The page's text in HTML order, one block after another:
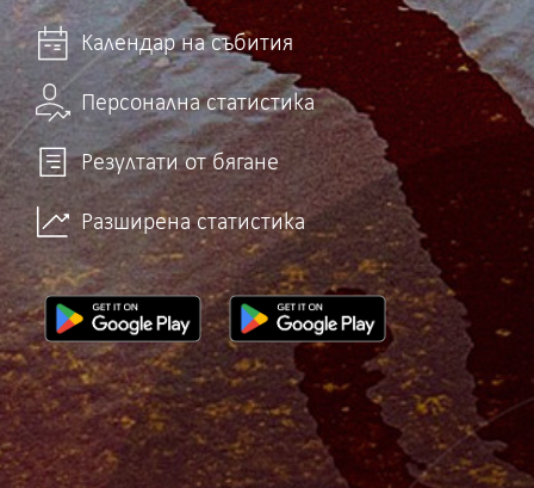
Календар на събития
Персонална статистика
Резултати от бягане
Разширена статистика